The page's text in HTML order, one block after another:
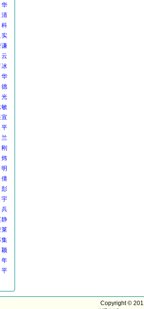
谦
冰
敏
倩
宇
静
莱
集
颖
Copyright ©